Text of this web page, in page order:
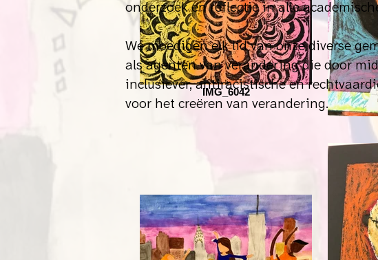
IMG_6042
onderzoek en reflectie in alle
We moedigen elk lid van onze diverse
als agenten van verandering die door
inclusiever, antiracistische en
voor het creëren van verandering.